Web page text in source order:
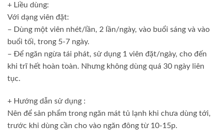
+ Liều dùng:
Với dạng viên đặt:
– Dùng một viên nhét/lần, 2 lần/ngày, vào buổi sáng và vào
buổi tối, trong 5-7 ngày.
– Để ngăn ngừa tái phát, sử dụng 1 viên đặt/ngày, cho đến
khi trĩ hết hoàn toàn. Nhưng không dùng quá 30 ngày liên
tục.
+ Hướng dẫn sử dụng :
Nên để sản phẩm trong ngăn mát tủ lạnh khi chưa dùng tới,
trước khi dùng cần cho vào ngăn đông từ 10-15p.